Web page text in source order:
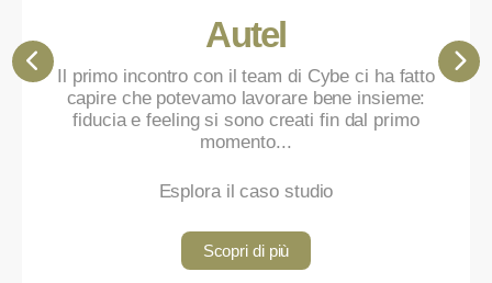
Autel
Il primo incontro con il team di Cybe ci ha fatto
capire che potevamo lavorare bene insieme:
fiducia e feeling si sono creati fin dal primo
momento...
Esplora il caso studio
Scopri di più